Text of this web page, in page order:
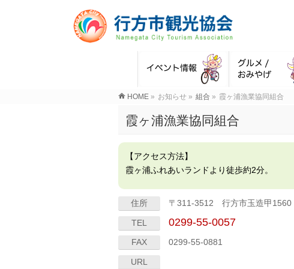
HOME » お知らせ » 組合 » 霞ヶ浦漁業協同組合
霞ヶ浦漁業協同組合
【アクセス方法】
霞ヶ浦ふれあいランドより徒歩約2分。
住所 〒311-3512 行方市玉造甲1560
TEL 0299-55-0057
FAX 0299-55-0881
URL